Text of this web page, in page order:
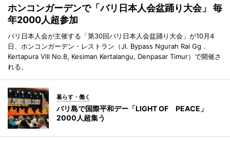
ホンコンガーデンで「バリ日本人会盆踊り大会」 毎
年2000人超参加
バリ日本人会が主催する「第30回バリ日本人会盆踊り大会」が10月4
日、ホンコンガーデン・レストラン（Jl. Bypass Ngurah Rai Gg．
Kertapura Vlll No.8, Kesiman Kertalangu, Denpasar Timur）で開催さ
れる。
暮らす・働く
バリ島で国際平和デー「LIGHT OF PEACE」
2000人超集う